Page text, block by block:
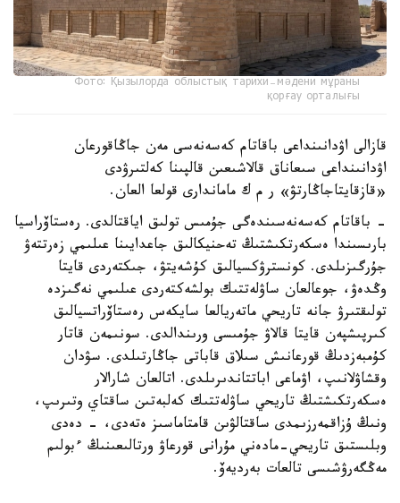
Фото: Қызылорда облыстық тарихи-мәдени мұраны
қорғау орталығы
قازالى اۋدانىنداعى باقاتام كەسەنەسى مەن جاڭاقورعان
اۋدانىنداعى سىعاناق قالاشىعىن قالپىنا كەلتىرۋدى
«قازقايتاجاڭارتۋ» ر م ك ماماندارى قولعا العان.
- باقاتام كەسەنەسىندەگى جۇمىس تولىق اياقتالدى. رەستاۆراسيا
بارىسىندا ەسكەرتكىشتىڭ تەحنيكالىق جاعدايىنا عىلىمي زەرتتەۋ
جۇرگىزىلدى. كونسترۋكسيالىق كۇشەيتۋ، جىكتەردى قايتا
وڭدەۋ، جوعالعان ساۋلەتتىك بولشەكتەردى عىلىمي نەگىزدە
تولىقتىرۋ جانە تاريحي ماتەريالعا سايكەس رەستاۆراتسيالىق
كىرپىشپەن قايتا قالاۋ جۇمىسى ورىندالدى. سونىمەن قاتار
كۇمبەزدىڭ قورعانىش سىلاق قاباتى جاڭارتىلدى. سۋدان
وقشاۋلانىپ، اۋماعى اباتتاندىرىلدى. اتالعان شارالار
ەسكەرتكىشتىڭ تاريحي ساۋلەتتىك كەلبەتىن ساقتاي وتىرىپ،
ونىڭ ۇزاقمەرزىمدى ساقتالۋىن قامتاماسىز ەتەدى، - دەدى
وبلىستىق تاريحي-مادەني مۇرانى قورعاۋ ورتالىعىنىڭ ءبولىم
مەڭگەرۋشىسى تالعات بەرديەۆ.